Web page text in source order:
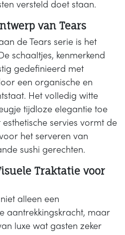
versteld doet staan.
van Tears
de Tears serie is het
schaaltjes, kenmerkend
gedefinieerd met
een organische en
Het volledig witte
tijdloze elegantie toe
servies vormt de
het serveren van
sushi gerechten.
Traktatie voor
alleen een
aantrekkingskracht, maar
luxe wat gasten zeker